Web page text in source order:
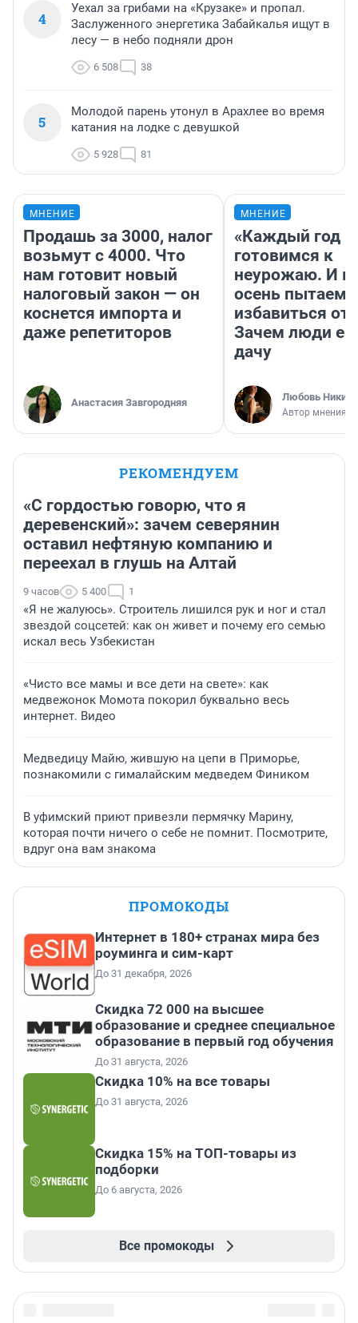
4
Уехал за грибами на «Крузаке» и пропал.
Заслуженного энергетика Забайкалья ищут в
лесу — в небо подняли дрон
6 508 38
5
Молодой парень утонул в Арахлее во время
катания на лодке с девушкой
5 928 81
МНЕНИЕ
Продашь за 3000, налог
возьмут с 4000. Что
нам готовит новый
налоговый закон — он
коснется импорта и
даже репетиторов
Анастасия Завгородняя
МНЕНИЕ
«Каждый год
готовимся к
неурожаю. И
осень
избавиться от
Зачем люди
дачу
Любовь
Автор мнения
РЕКОМЕНДУЕМ
«С гордостью говорю, что я
деревенский»: зачем северянин
оставил нефтяную компанию и
переехал в глушь на Алтай
9 часов 5 400 1
«Я не жалуюсь». Строитель лишился рук и ног и стал
звездой соцсетей: как он живет и почему его семью
искал весь Узбекистан
«Чисто все мамы и все дети на свете»: как
медвежонок Момота покорил буквально весь
интернет. Видео
Медведицу Майю, жившую на цепи в Приморье,
познакомили с гималайским медведем Фиником
В уфимский приют привезли пермячку Марину,
которая почти ничего о себе не помнит. Посмотрите,
вдруг она вам знакома
ПРОМОКОДЫ
Интернет в 180+ странах мира без
роуминга и сим-карт
До 31 декабря, 2026
Скидка 72 000 на высшее
образование и среднее специальное
образование в первый год обучения
До 31 августа, 2026
Скидка 10% на все товары
До 31 августа, 2026
Скидка 15% на ТОП-товары из
подборки
До 6 августа, 2026
Все промокоды